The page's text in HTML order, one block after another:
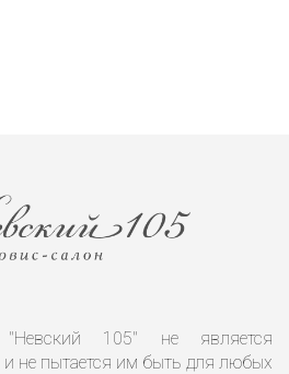
"Невский 105" не является
не пытается им быть для любых